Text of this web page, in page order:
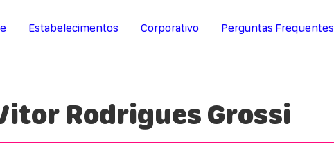
Estabelecimentos Corporativo Perguntas Frequentes
Rodrigues Grossi